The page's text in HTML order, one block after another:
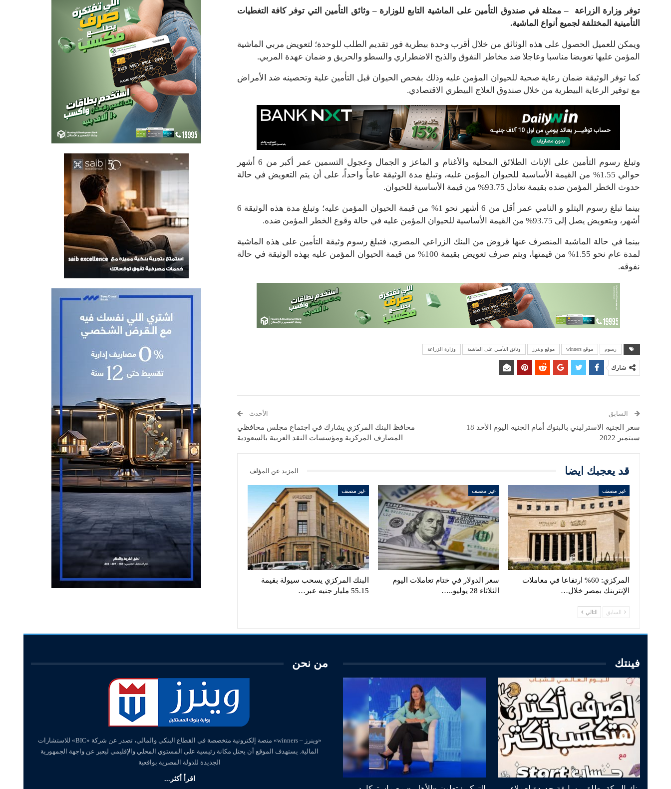
توفر وزارة الزراعة – ممثلة في صندوق التأمين على الماشية التابع للوزارة – وثائق التأمين التي توفر كافة التغطيات
التأمينية المختلفة لجميع أنواع الماشية.
ويمكن للعميل الحصول على هذه الوثائق من خلال أقرب وحدة بيطرية فور تقديم الطلب للوحدة؛ لتعويض مربي الماشية
المؤمن عليها تعويضا مناسبا وعاجلا ضد مخاطر النفوق والذبح الاضطراري والسطو والحريق و ضمان عهدة المربي.
كما توفر الوثيقة ضمان رعاية صحية للحيوان المؤمن عليه وذلك بفحص الحيوان قبل التأمين علية وتحصينه ضد الأمراض
مع توفير الرعاية البيطرية من خلال صندوق العلاج البيطري الاقتصادي.
وتبلغ رسوم التأمين على الإناث الطلائق المحلية والأغنام و الماعز و الجمال وعجول التسمين عمر أكبر من 6 أشهر
حوالي 1.55% من القيمة الأساسية للحيوان المؤمن عليه، وتبلغ مدة الوثيقة عاماً واحداً، على أن يتم التعويض في حالة
حدوث الخطر المؤمن ضده بقيمة تعادل 93.75% من قيمة الأساسية للحيوان.
بينما تبلغ رسوم البتلو و النامي عمر أقل من 6 أشهر نحو 1% من قيمة الحيوان المؤمن عليه؛ وتبلغ مدة هذه الوثيقة 6
أشهر، وبتعويض يصل إلى 93.75% من القيمة الأساسية للحيوان المؤمن عليه في حالة وقوع الخطر المؤمن ضده.
بينما في حالة الماشية المنصرف عنها قروض من البنك الزراعي المصري، فتبلغ رسوم وثيقة التأمين على هذه الماشية
لمدة عام نحو 1.55% من قيمتها، ويتم صرف تعويض بقيمة 100% من قيمة الحيوان المؤمن عليه بهذه الوثيقة في حالة
نفوقه.
رسوم موقع winners موقع وينرز وثائق التأمين على الماشية وزارة الزراعة
شارك
السابق
سعر الجنيه الاسترليني بالبنوك أمام الجنيه اليوم الأحد 18
سبتمبر 2022
الأحدث
محافظ البنك المركزي يشارك في اجتماع مجلس محافظي
المصارف المركزية ومؤسسات النقد العربية بالسعودية
قد يعجبك ايضا المزيد عن المؤلف
غير مصنف
المركزي: 60% ارتفاعا في معاملات
الإنتربنك بمصر خلال…
غير مصنف
سعر الدولار في ختام تعاملات اليوم
الثلاثاء 28 يوليو..…
غير مصنف
البنك المركزي يسحب سيولة بقيمة
55.15 مليار جنيه عبر…
السابق التالي
فينتك من نحن
«وينرز – winners» منصة إلكترونية متخصصة في القطاع البنكي والمالي، تصدر عن شركة «BIC» للاستشارات
المالية. يستهدف الموقع أن يحتل مكانة رئيسية على المستوي المحلي والإقليمي ليعبر عن واجهة الجمهورية
الجديدة للدولة المصرية بواقعية
اقرأ أكثر...